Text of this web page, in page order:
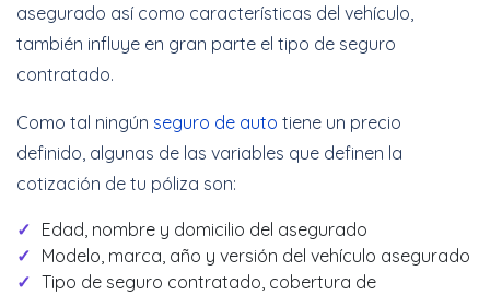
asegurado así como características del vehículo,
también influye en gran parte el tipo de seguro
contratado.
Como tal ningún seguro de auto tiene un precio
definido, algunas de las variables que definen la
cotización de tu póliza son:
Edad, nombre y domicilio del asegurado
Modelo, marca, año y versión del vehículo asegurado
Tipo de seguro contratado, cobertura de